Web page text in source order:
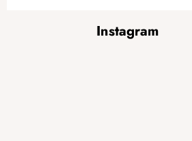
Instagram